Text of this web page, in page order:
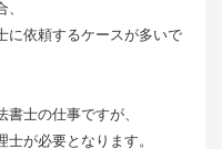
に依頼するケースが多いで
士の仕事ですが、
が必要となります。